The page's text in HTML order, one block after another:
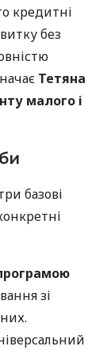
кредитні
без
Тетяна
малого і
базові
зі